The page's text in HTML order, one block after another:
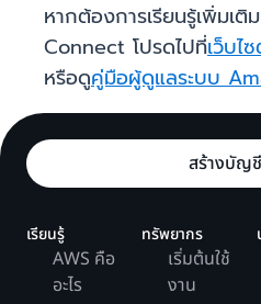
หากต้องการเรียนรู้เพิ่มเ
Connect โปรดไปที่เว็บไ
หรือดูคู่มือผู้ดูแลระบบ
สร้างบัญ
เรียนรู้
AWS คือ
อะไร
ทรัพยากร
เริ่มต้นใช้
งาน